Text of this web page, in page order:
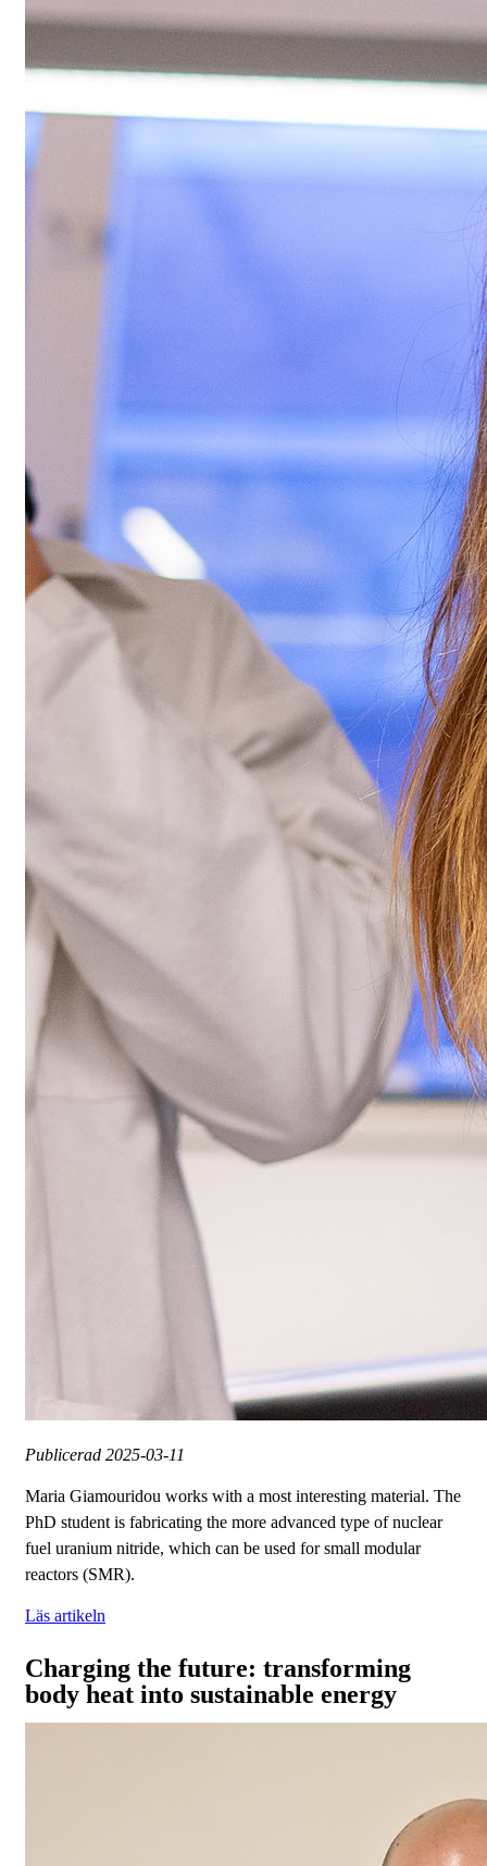
Publicerad 2025-03-11
Maria Giamouridou works with a most interesting material. The
PhD student is fabricating the more advanced type of nuclear
fuel uranium nitride, which can be used for small modular
reactors (SMR).
Läs artikeln
Charging the future: transforming
body heat into sustainable energy